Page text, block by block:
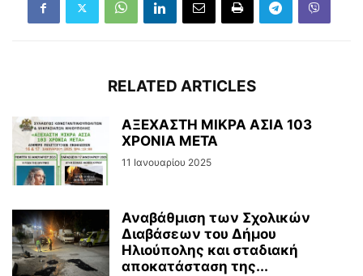
RELATED ARTICLES
ΑΞΕΧΑΣΤΗ ΜΙΚΡΑ ΑΣΙΑ 103
ΧΡΟΝΙΑ ΜΕΤΑ
11 Ιανουαρίου 2025
Αναβάθμιση των Σχολικών
Διαβάσεων του Δήμου
Ηλιούπολης και σταδιακή
αποκατάσταση της...